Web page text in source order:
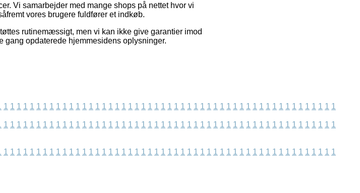
Vi samarbejder med mange shops på nettet hvor vi
vores brugere fuldfører et indkøb.
rutinemæssigt, men vi kan ikke give garantier imod
gang opdaterede hjemmesidens oplysninger.
1 1 1 1 1 1 1 1 1 1 1 1 1 1 1 1 1 1 1 1 1 1 1 1 1 1 1 1 1 1 1 1 1 1 1 1 1 1 1 1 1 1 1 1 1 1 1 1 1 1 1
1 1 1 1 1 1 1 1 1 1 1 1 1 1 1 1 1 1 1 1 1 1 1 1 1 1 1 1 1 1 1 1 1 1 1 1 1 1 1 1 1 1 1 1 1 1 1 1 1 1 1
1 1 1 1 1 1 1 1 1 1 1 1 1 1 1 1 1 1 1 1 1 1 1 1 1 1 1 1 1 1 1 1 1 1 1 1 1 1 1 1 1 1 1 1 1 1 1 1 1 1 1